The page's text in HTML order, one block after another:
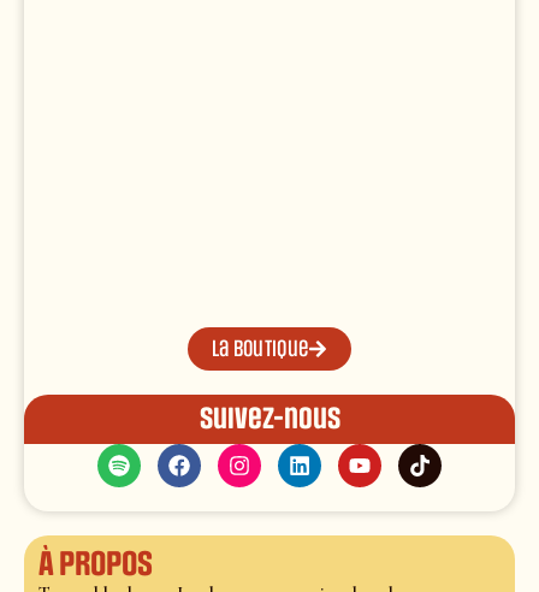
La boutique
Suivez-nous
À propos